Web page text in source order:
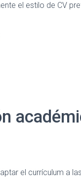
el estilo de CV
el currículum a